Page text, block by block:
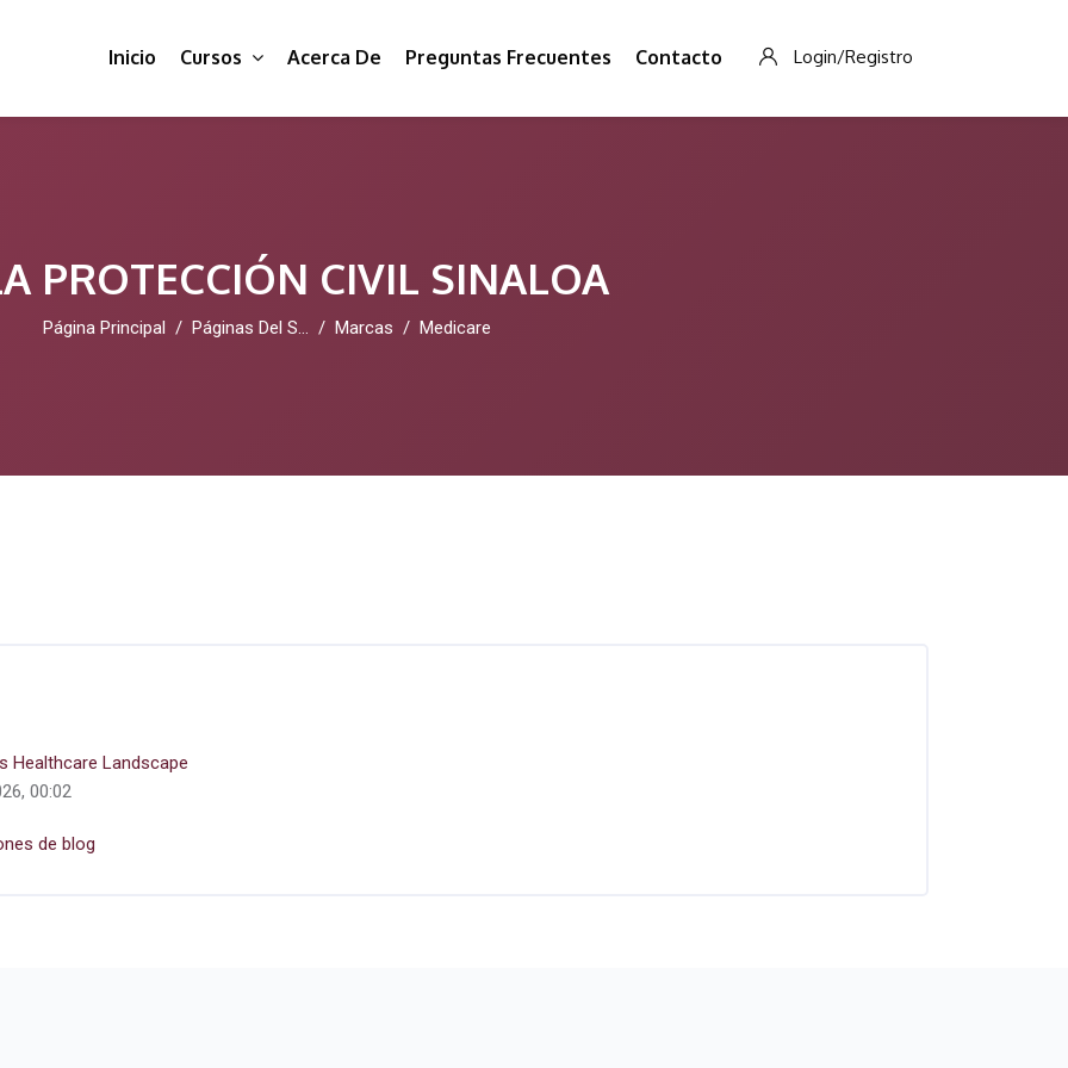
Inicio Cursos Acerca De Preguntas Frecuentes Contacto Login/Registro
PROTECCIÓN CIVIL SINALOA
Página Principal Páginas Del Sitio Marcas Medicare
Healthcare Landscape
00:02
de blog